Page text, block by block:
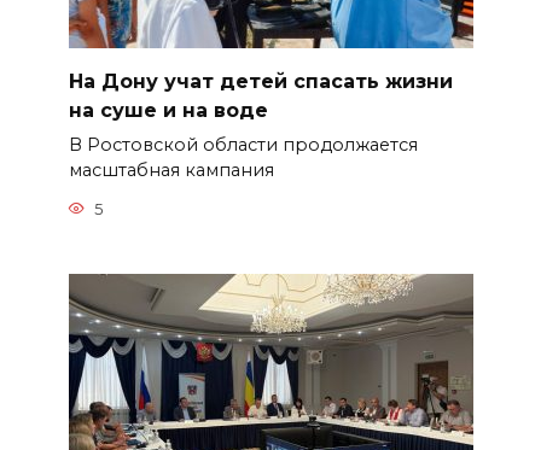
На Дону учат детей спасать жизни
на суше и на воде
В Ростовской области продолжается
масштабная кампания
5